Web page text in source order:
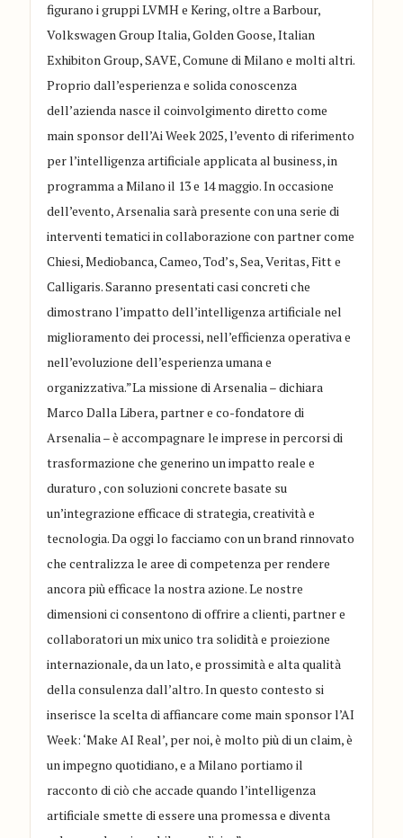
figurano i gruppi LVMH e Kering, oltre a Barbour,
Volkswagen Group Italia, Golden Goose, Italian
Exhibiton Group, SAVE, Comune di Milano e molti altri.
Proprio dall’esperienza e solida conoscenza
dell’azienda nasce il coinvolgimento diretto come
main sponsor dell’Ai Week 2025, l’evento di riferimento
per l’intelligenza artificiale applicata al business, in
programma a Milano il 13 e 14 maggio. In occasione
dell’evento, Arsenalia sarà presente con una serie di
interventi tematici in collaborazione con partner come
Chiesi, Mediobanca, Cameo, Tod’s, Sea, Veritas, Fitt e
Calligaris. Saranno presentati casi concreti che
dimostrano l’impatto dell’intelligenza artificiale nel
miglioramento dei processi, nell’efficienza operativa e
nell’evoluzione dell’esperienza umana e
organizzativa.”La missione di Arsenalia – dichiara
Marco Dalla Libera, partner e co-fondatore di
Arsenalia – è accompagnare le imprese in percorsi di
trasformazione che generino un impatto reale e
duraturo , con soluzioni concrete basate su
un’integrazione efficace di strategia, creatività e
tecnologia. Da oggi lo facciamo con un brand rinnovato
che centralizza le aree di competenza per rendere
ancora più efficace la nostra azione. Le nostre
dimensioni ci consentono di offrire a clienti, partner e
collaboratori un mix unico tra solidità e proiezione
internazionale, da un lato, e prossimità e alta qualità
della consulenza dall’altro. In questo contesto si
inserisce la scelta di affiancare come main sponsor l’AI
Week: ‘Make AI Real’, per noi, è molto più di un claim, è
un impegno quotidiano, e a Milano portiamo il
racconto di ciò che accade quando l’intelligenza
artificiale smette di essere una promessa e diventa